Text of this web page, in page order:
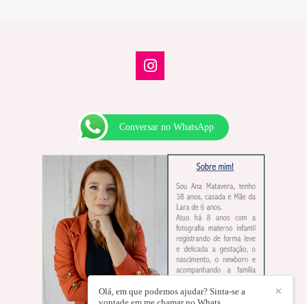
Conversar no WhatsApp
✕
Olá, em que podemos ajudar? Sinta-se a